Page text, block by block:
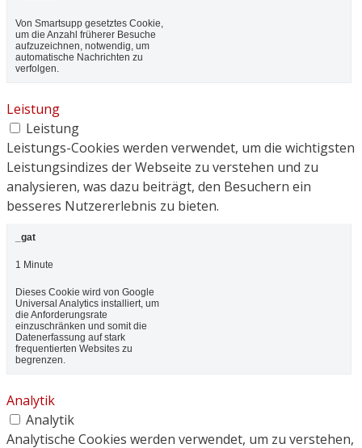
Von Smartsupp gesetztes Cookie,
um die Anzahl früherer Besuche
aufzuzeichnen, notwendig, um
automatische Nachrichten zu
verfolgen.
Leistung
Leistung
Leistungs-Cookies werden verwendet, um die wichtigsten
Leistungsindizes der Webseite zu verstehen und zu
analysieren, was dazu beiträgt, den Besuchern ein
besseres Nutzererlebnis zu bieten.
_gat
1 Minute
Dieses Cookie wird von Google
Universal Analytics installiert, um
die Anforderungsrate
einzuschränken und somit die
Datenerfassung auf stark
frequentierten Websites zu
begrenzen.
Analytik
Analytik
Analytische Cookies werden verwendet, um zu verstehen,